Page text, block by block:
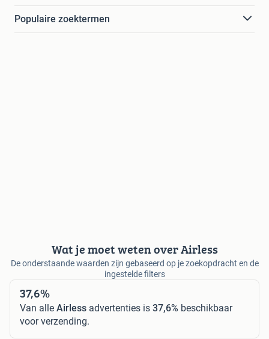
Populaire zoektermen
Wat je moet weten over Airless
De onderstaande waarden zijn gebaseerd op je zoekopdracht en de
ingestelde filters
37,6%
Van alle Airless advertenties is 37,6% beschikbaar
voor verzending.